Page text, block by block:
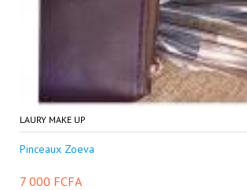
LAURY MAKE UP
Pinceaux Zoeva
7 000 FCFA